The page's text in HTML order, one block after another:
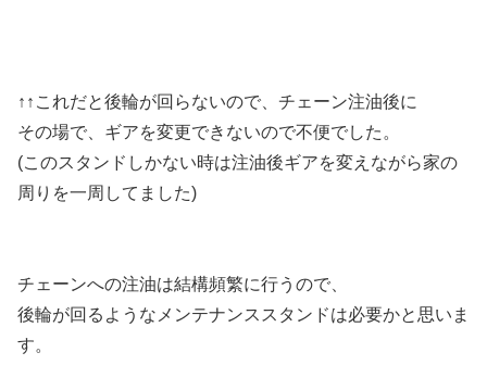
↑↑これだと後輪が回らないので、チェーン注油後に
その場で、ギアを変更できないので不便でした。
(このスタンドしかない時は注油後ギアを変えながら家の
周りを一周してました)
チェーンへの注油は結構頻繁に行うので、
後輪が回るようなメンテナンススタンドは必要かと思いま
す。